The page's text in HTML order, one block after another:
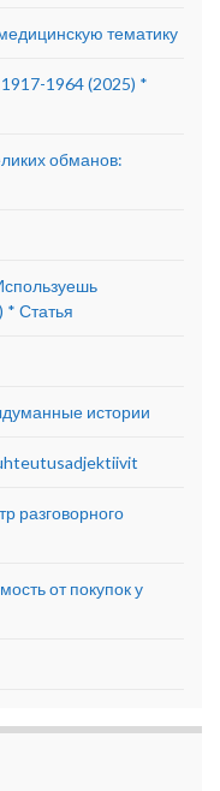
тематику
1964 (2025) *
обманов:
* Статья
истории
разговорного
от покупок у